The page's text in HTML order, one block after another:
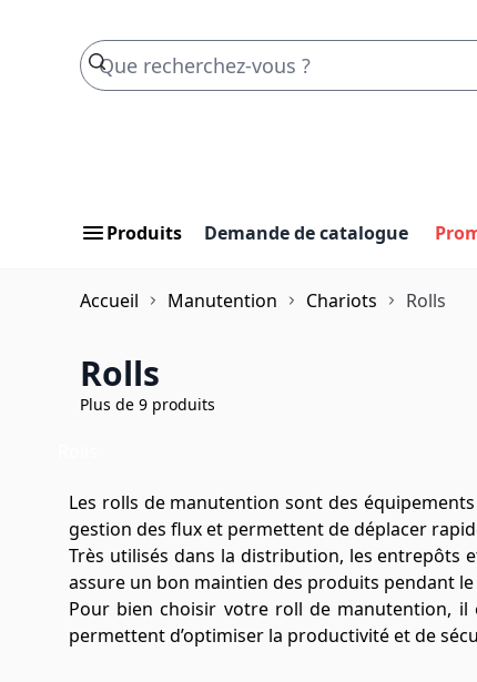
Produits Demande de catalogue
Accueil Manutention Chariots Rolls
Rolls
Plus de 9 produits
Les rolls de manutention sont des
gestion des flux et permettent de déplacer
Très utilisés dans la distribution, les
assure un bon maintien des produits pendant
Pour bien choisir votre roll de manutention, il
permettent d’optimiser la productivité et de